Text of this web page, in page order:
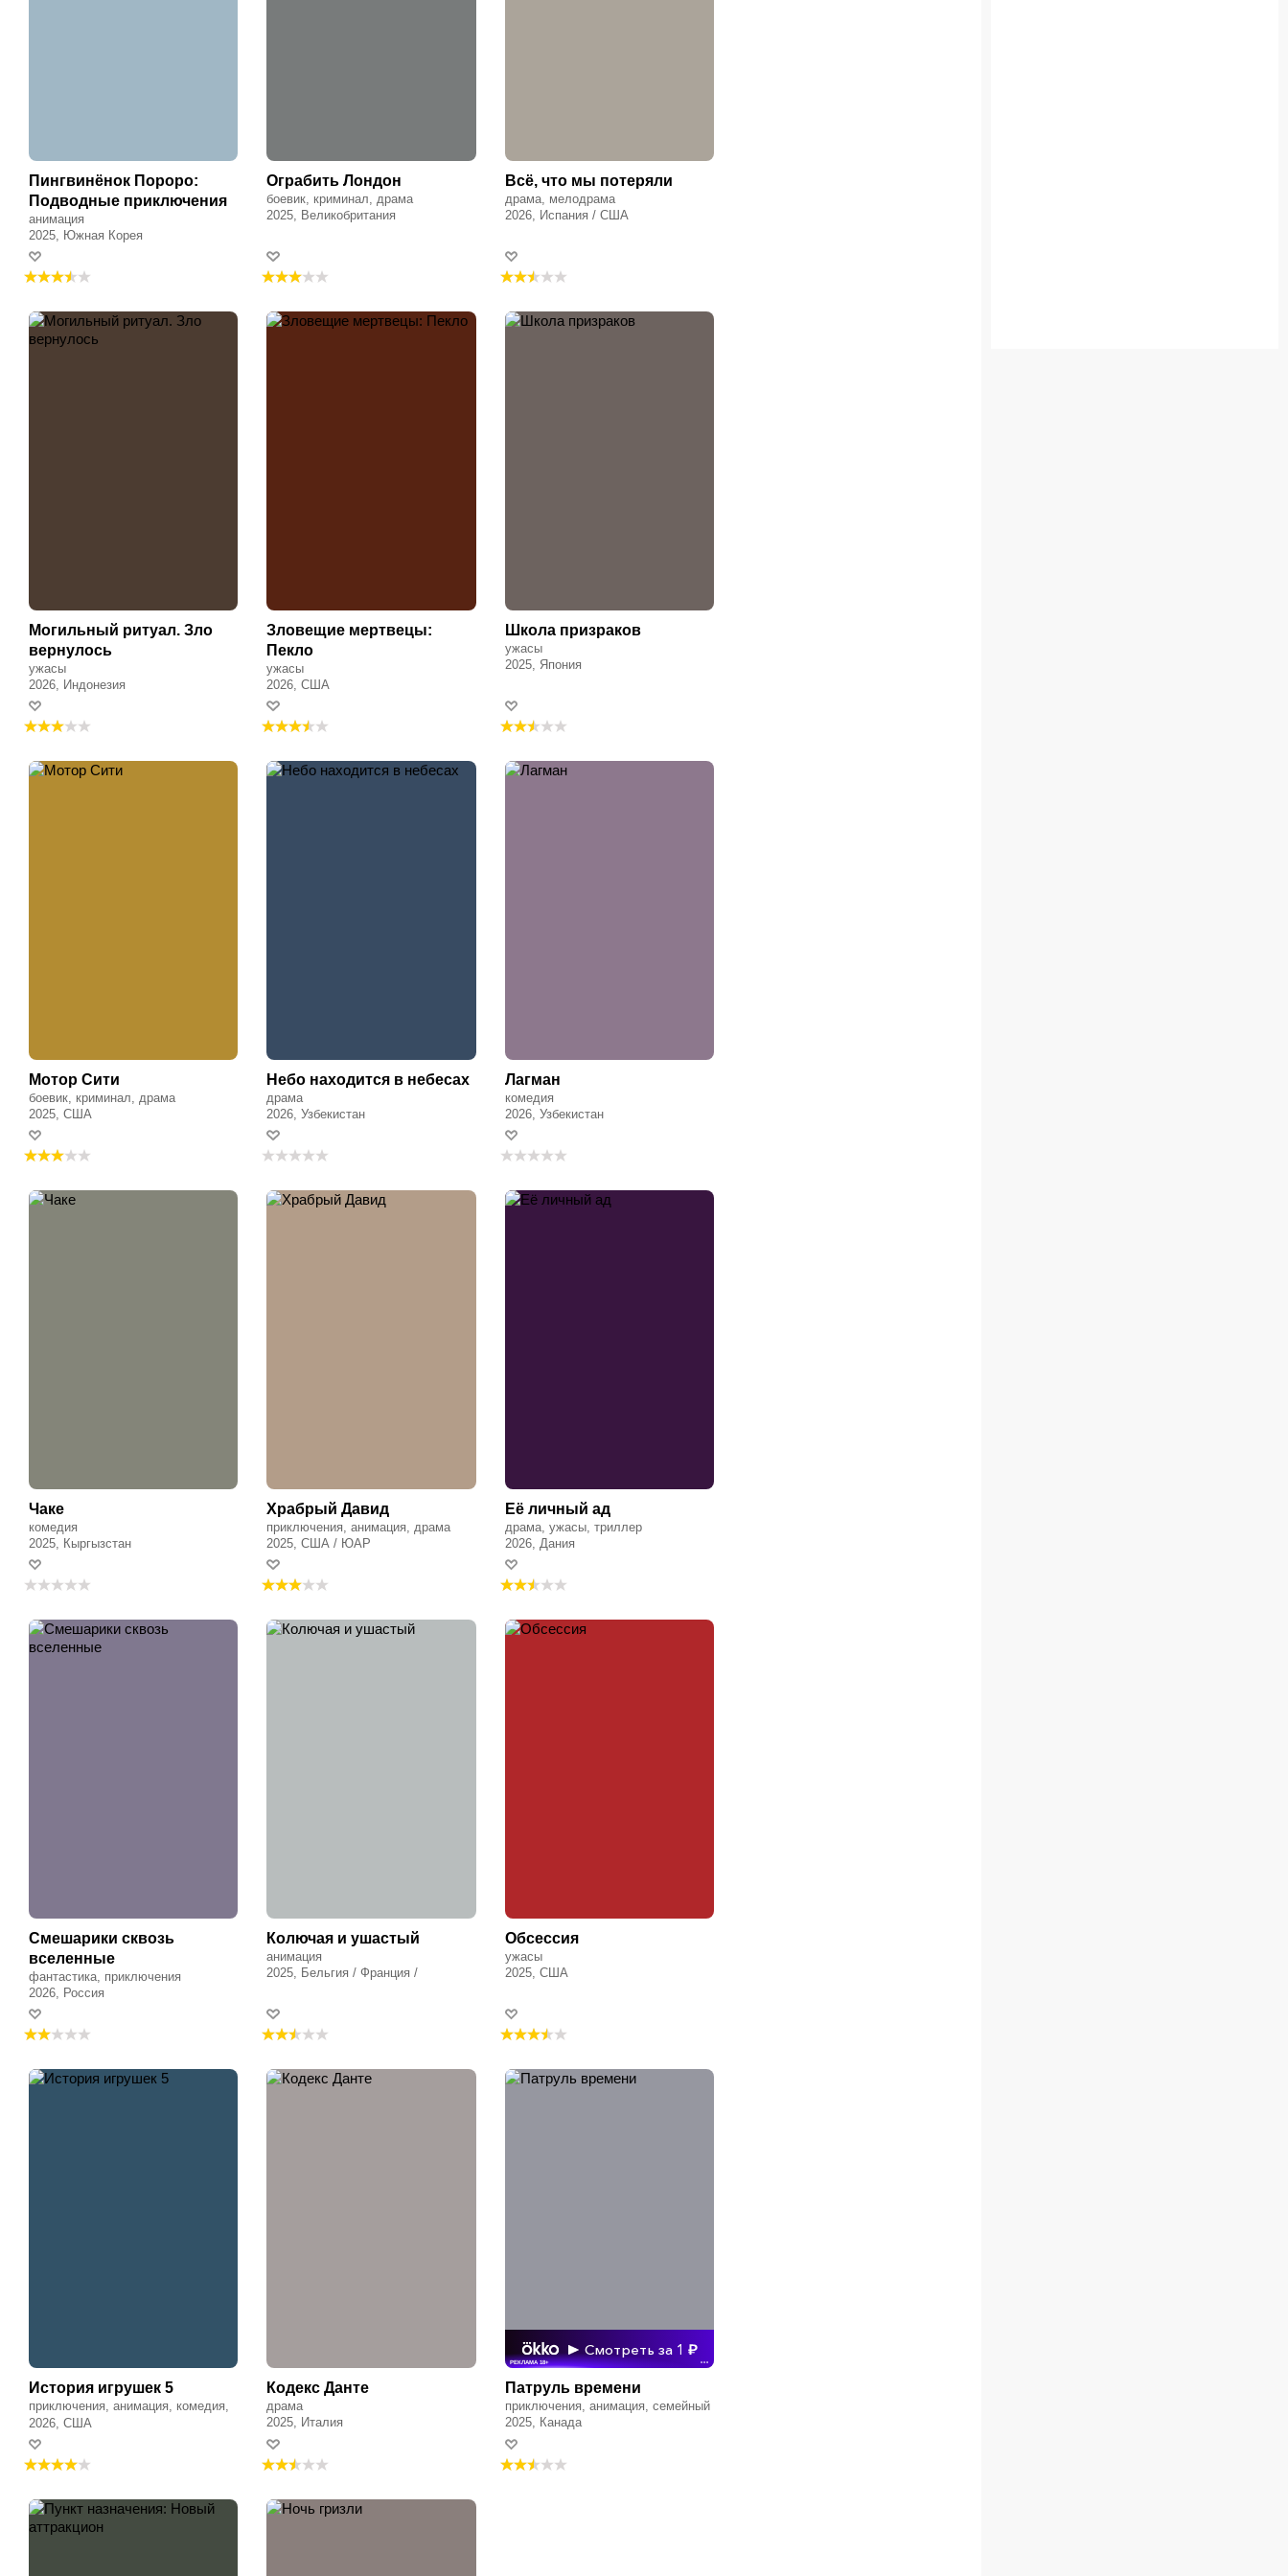
Пингвинёнок Пороро:
Подводные приключения
анимация
2025, Южная Корея
Ограбить Лондон
боевик, криминал, драма
2025, Великобритания
Всё, что мы потеряли
драма, мелодрама
2026, Испания / США
Могильный ритуал. Зло
вернулось
ужасы
2026, Индонезия
Зловещие мертвецы:
Пекло
ужасы
2026, США
Школа призраков
ужасы
2025, Япония
Мотор Сити
боевик, криминал, драма
2025, США
Небо находится в небесах
драма
2026, Узбекистан
Лагман
комедия
2026, Узбекистан
Чаке
комедия
2025, Кыргызстан
Храбрый Давид
приключения, анимация, драма
2025, США / ЮАР
Её личный ад
драма, ужасы, триллер
2026, Дания
Смешарики сквозь
вселенные
фантастика, приключения
2026, Россия
Колючая и ушастый
анимация
2025, Бельгия / Франция /
Обсессия
ужасы
2025, США
История игрушек 5
приключения, анимация, комедия,
фэнтези, семейный, драма
2026, США
Кодекс Данте
драма
2025, Италия
Патруль времени
приключения, анимация, семейный
2025, Канада
РЕКЛАМА 18+ •••
Смотреть за 1